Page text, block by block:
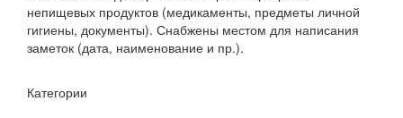
непищевых продуктов (медикаменты, предметы личной
гигиены, документы). Снабжены местом для написания
заметок (дата, наименование и пр.).
Категории